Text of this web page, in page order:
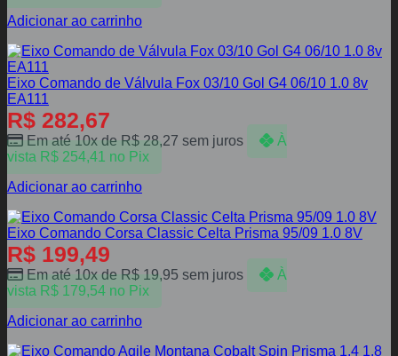
Adicionar ao carrinho
Eixo Comando de Válvula Fox 03/10 Gol G4 06/10 1.0 8v
EA111
R$ 282,67
Em até 10x de R$ 28,27 sem juros
À
vista R$ 254,41 no Pix
Adicionar ao carrinho
Eixo Comando Corsa Classic Celta Prisma 95/09 1.0 8V
R$ 199,49
Em até 10x de R$ 19,95 sem juros
À
vista R$ 179,54 no Pix
Adicionar ao carrinho